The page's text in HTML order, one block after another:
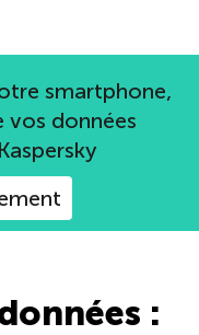
de Kaspersky
smartphone,
vos données
: